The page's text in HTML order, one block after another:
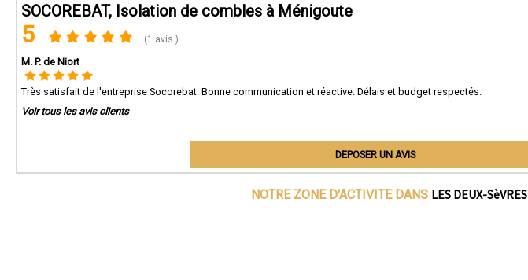
SOCOREBAT, Isolation de combles à Ménigoute
5 (1 avis )
M. P. de Niort
Très satisfait de l'entreprise Socorebat. Bonne communication et réactive. Délais et budget respectés.
Voir tous les avis clients
DEPOSER UN AVIS
NOTRE ZONE D'ACTIVITE DANS LES DEUX-SèVRES